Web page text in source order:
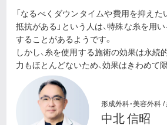
「なるべくダウンタイムや費用を抑えた
抵抗がある」という人は、特殊な糸を用
することがあるようです。
しかし、糸を使用する施術の効果は永続
力もほとんどないため、効果はきわめて
形成外科・美容外科
中北 信昭